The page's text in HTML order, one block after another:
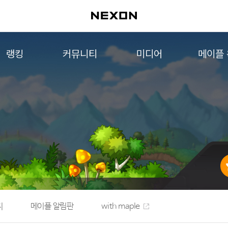
랭킹
컨텐츠 랭킹
커뮤니티
자유게시판
메이플 아트
메이플스토리 파트너스
AI Style Finder
미니게임
커뮤니티 아카이브
미디어
영상
메이플
메이플 알림판 with maple